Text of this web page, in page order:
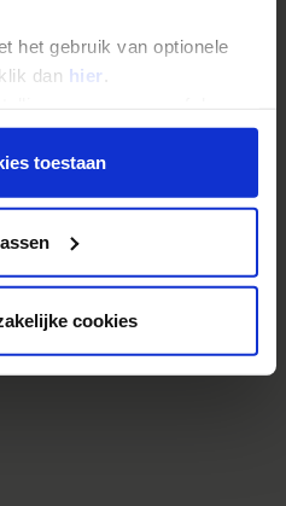
het gebruik van optionele
dan hier
moment voor de
toestaan
cookies